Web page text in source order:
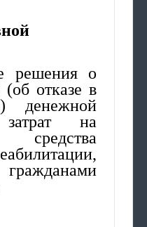
решения о
(об отказе в
денежной
затрат на
средства
гражданами